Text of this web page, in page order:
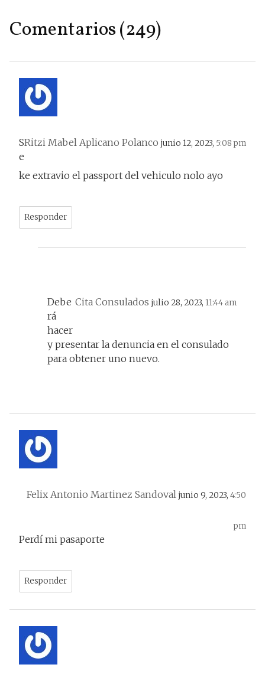
Comentarios (249)
Ritzi Mabel Aplicano Polanco junio 12, 2023, 5:08 pm
S
e
ke extravio el passport del vehiculo nolo ayo
Responder
Cita Consulados julio 28, 2023, 11:44 am
Debe
rá
hacer
y presentar la denuncia en el consulado
para obtener uno nuevo.
Felix Antonio Martinez Sandoval junio 9, 2023, 4:50
pm
Perdí mi pasaporte
Responder